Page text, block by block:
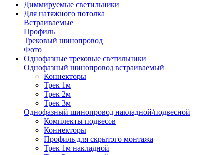
Диммируемые светильники
Для натяжного потолка
Встраиваемые
Профиль
Трековый шинопровод
Фото
Однофазные трековые светильники
Однофазный шинопровод встраиваемый
Коннекторы
Трек 1м
Трек 2м
Трек 3м
Однофазный шинопровод накладной/подвесной
Комплекты подвесов
Коннекторы
Профиль для скрытого монтажа
Трек 1м накладной